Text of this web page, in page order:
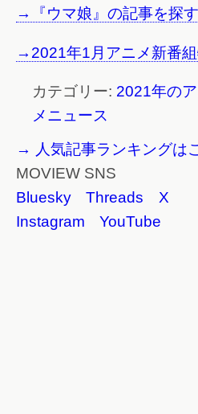
→『ウマ娘』の記事を探す
→2021年1月アニメ新番
カテゴリー: 2021年の
メニュース
→ 人気記事ランキングは
MOVIEW SNS
Bluesky
Threads
X
Instagram
YouTube